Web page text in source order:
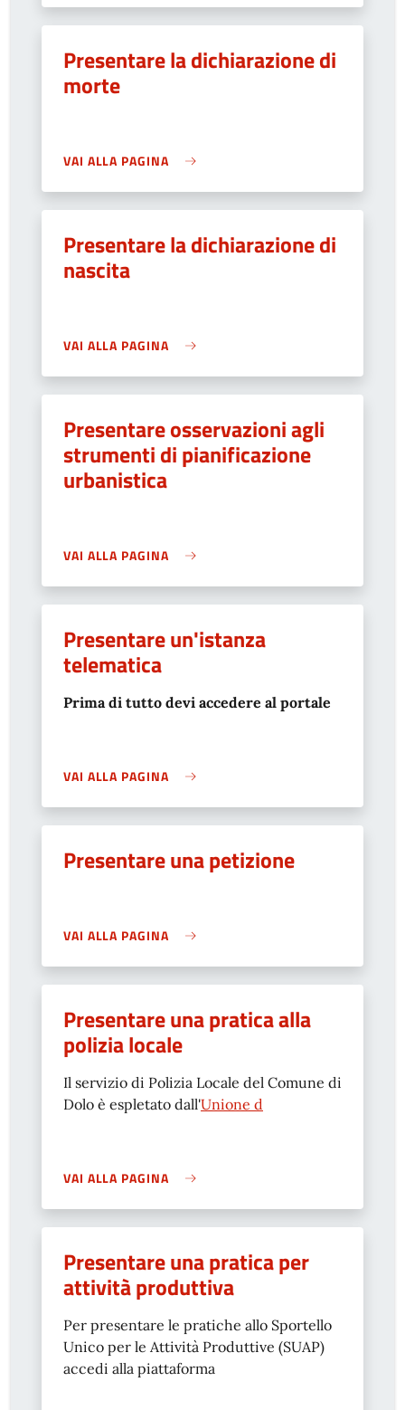
Presentare la dichiarazione di
morte
VAI ALLA PAGINA
Presentare la dichiarazione di
nascita
VAI ALLA PAGINA
Presentare osservazioni agli
strumenti di pianificazione
urbanistica
VAI ALLA PAGINA
Presentare un'istanza
telematica
Prima di tutto devi accedere al portale
VAI ALLA PAGINA
Presentare una petizione
VAI ALLA PAGINA
Presentare una pratica alla
polizia locale
Il servizio di Polizia Locale del Comune di
Dolo è espletato dall'Unione d
VAI ALLA PAGINA
Presentare una pratica per
attività produttiva
Per presentare le pratiche allo Sportello
Unico per le Attività Produttive (SUAP)
accedi alla piattaforma